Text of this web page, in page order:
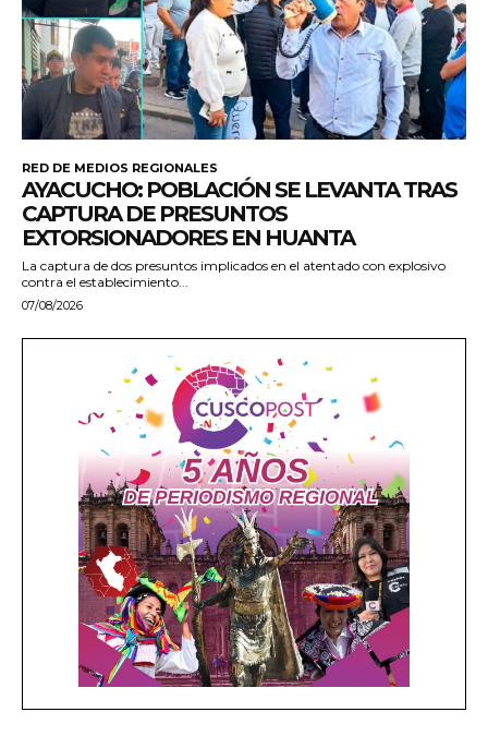
RED DE MEDIOS REGIONALES
AYACUCHO: POBLACIÓN SE LEVANTA TRAS
CAPTURA DE PRESUNTOS
EXTORSIONADORES EN HUANTA
La captura de dos presuntos implicados en el atentado con explosivo
contra el establecimiento...
07/08/2026